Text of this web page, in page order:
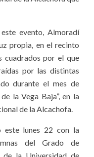
evento, Almoradí
propia, en el recinto
cuadrados por el que
por las distintas
durante el mes de
la Vega Baja”, en la
de la Alcachofa.
este lunes 22 con la
del Grado de